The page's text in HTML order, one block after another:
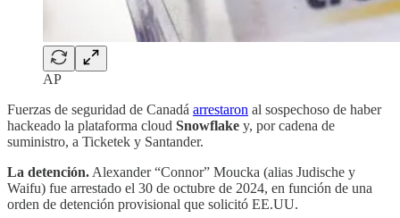
AP
Fuerzas de seguridad de Canadá arrestaron al sospechoso de haber
hackeado la plataforma cloud Snowflake y, por cadena de
suministro, a Ticketek y Santander.
La detención. Alexander “Connor” Moucka (alias Judische y
Waifu) fue arrestado el 30 de octubre de 2024, en función de una
orden de detención provisional que solicitó EE.UU.